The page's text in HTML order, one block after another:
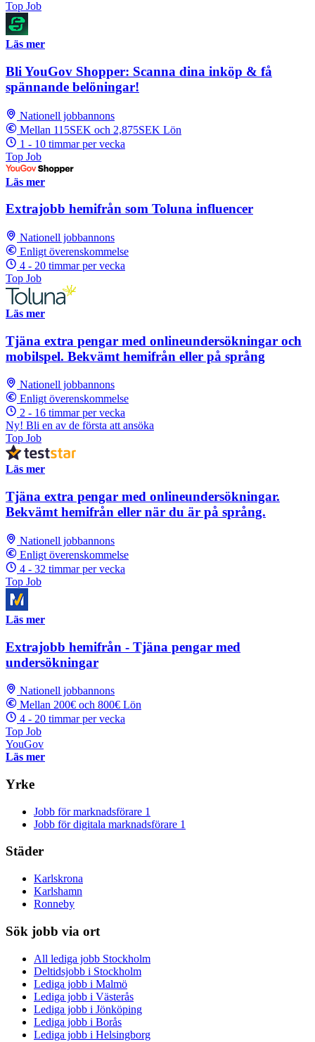
Top Job
Läs mer
Bli YouGov Shopper: Scanna dina inköp & få
spännande belöningar!
Nationell jobbannons
Mellan 115SEK och 2,875SEK Lön
1 - 10 timmar per vecka
Top Job
Läs mer
Extrajobb hemifrån som Toluna influencer
Nationell jobbannons
Enligt överenskommelse
4 - 20 timmar per vecka
Top Job
Läs mer
Tjäna extra pengar med onlineundersökningar och
mobilspel. Bekvämt hemifrån eller på språng
Nationell jobbannons
Enligt överenskommelse
2 - 16 timmar per vecka
Ny! Bli en av de första att ansöka
Top Job
Läs mer
Tjäna extra pengar med onlineundersökningar.
Bekvämt hemifrån eller när du är på språng.
Nationell jobbannons
Enligt överenskommelse
4 - 32 timmar per vecka
Top Job
Läs mer
Extrajobb hemifrån - Tjäna pengar med
undersökningar
Nationell jobbannons
Mellan 200€ och 800€ Lön
4 - 20 timmar per vecka
Top Job
YouGov
Läs mer
Yrke
Jobb för marknadsförare 1
Jobb för digitala marknadsförare 1
Städer
Karlskrona
Karlshamn
Ronneby
Sök jobb via ort
All lediga jobb Stockholm
Deltidsjobb i Stockholm
Lediga jobb i Malmö
Lediga jobb i Västerås
Lediga jobb i Jönköping
Lediga jobb i Borås
Lediga jobb i Helsingborg